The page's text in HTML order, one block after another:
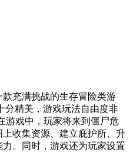
款充满挑战的生存冒险类游
分精美，游戏玩法自由度非
游戏中，玩家将来到僵尸危
收集资源、建立庇护所、升
。同时，游戏还为玩家设置